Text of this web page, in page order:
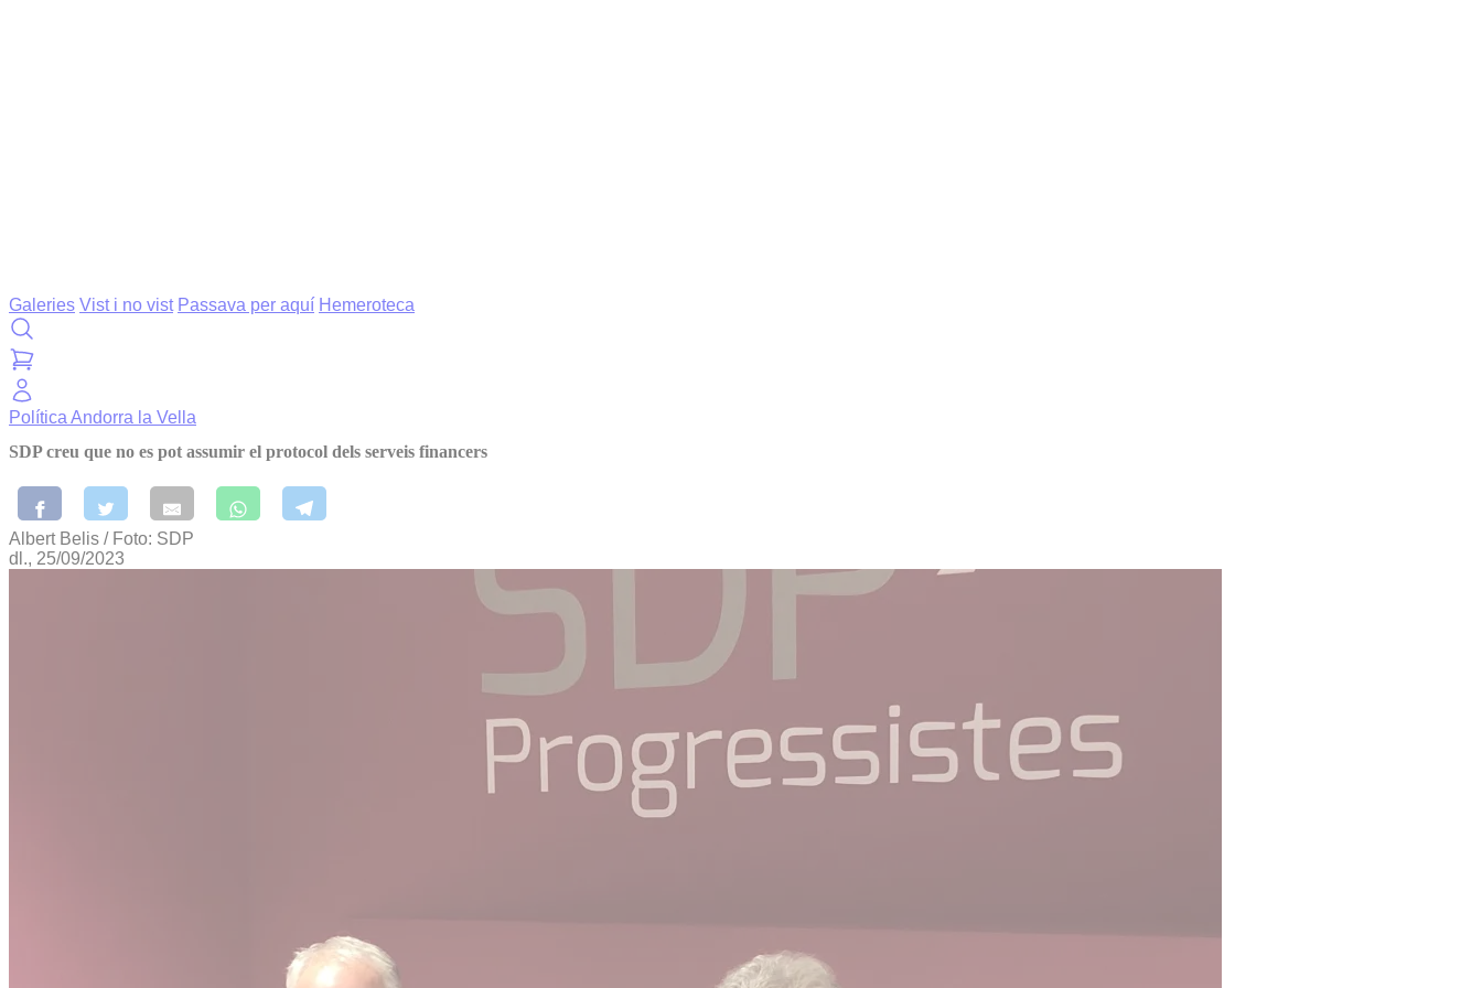
Galeries Vist i no vist Passava per aquí Hemeroteca
Política Andorra la Vella
SDP creu que no es pot assumir el protocol dels serveis financers
Albert Belis / Foto: SDP
dl., 25/09/2023